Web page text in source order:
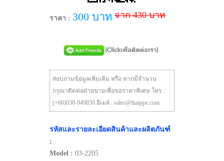
ราคา : 300 บาท จาก 430 บาท
สอบถามข้อมูลเพิ่มเติม หรือ หากมีจำนวน
กรุณาติดต่อฝ่ายขายเพื่อขอราคาพิเศษ โทร :
(+66)038-949850 อีเมล์ : sales@thaippe.com
รหัสและรายละเอียดสินค้าและผลิตภันฑ์
:
Model : 03-2205